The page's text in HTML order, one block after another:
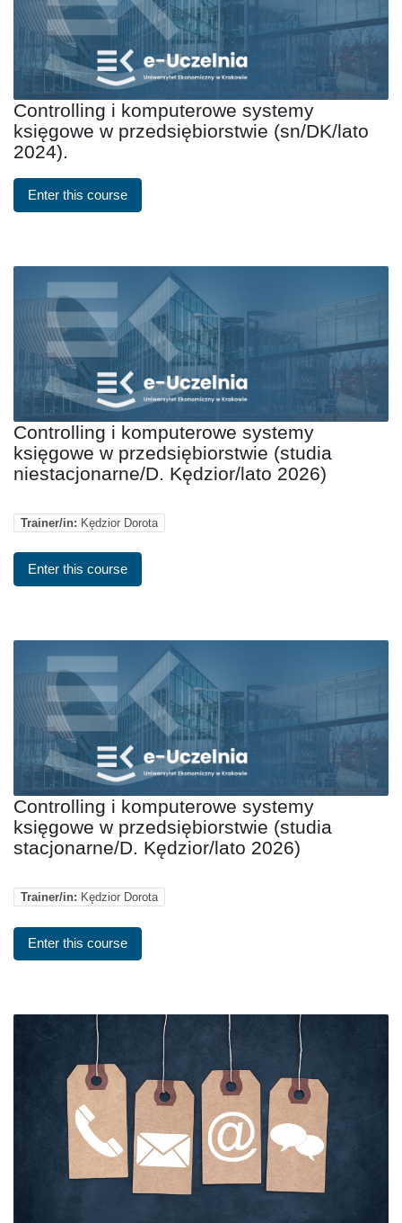
Controlling i komputerowe systemy
księgowe w przedsiębiorstwie (sn/DK/lato
2024).
Enter this course
Controlling i komputerowe systemy
księgowe w przedsiębiorstwie (studia
niestacjonarne/D. Kędzior/lato 2026)
Trainer/in: Kędzior Dorota
Enter this course
Controlling i komputerowe systemy
księgowe w przedsiębiorstwie (studia
stacjonarne/D. Kędzior/lato 2026)
Trainer/in: Kędzior Dorota
Enter this course